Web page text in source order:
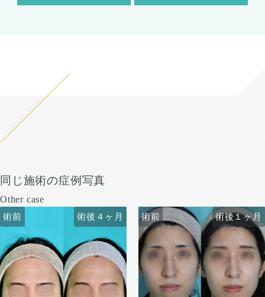
同じ施術の症例写真
Other case
術前 術後４ヶ月 術前 術後４ヶ月
術前 術後１ヶ月 術前 術後１ヶ月